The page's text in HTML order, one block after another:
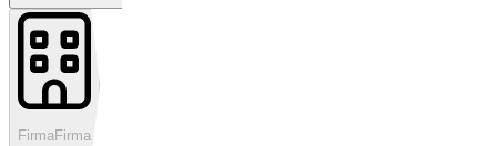
Firma Firma